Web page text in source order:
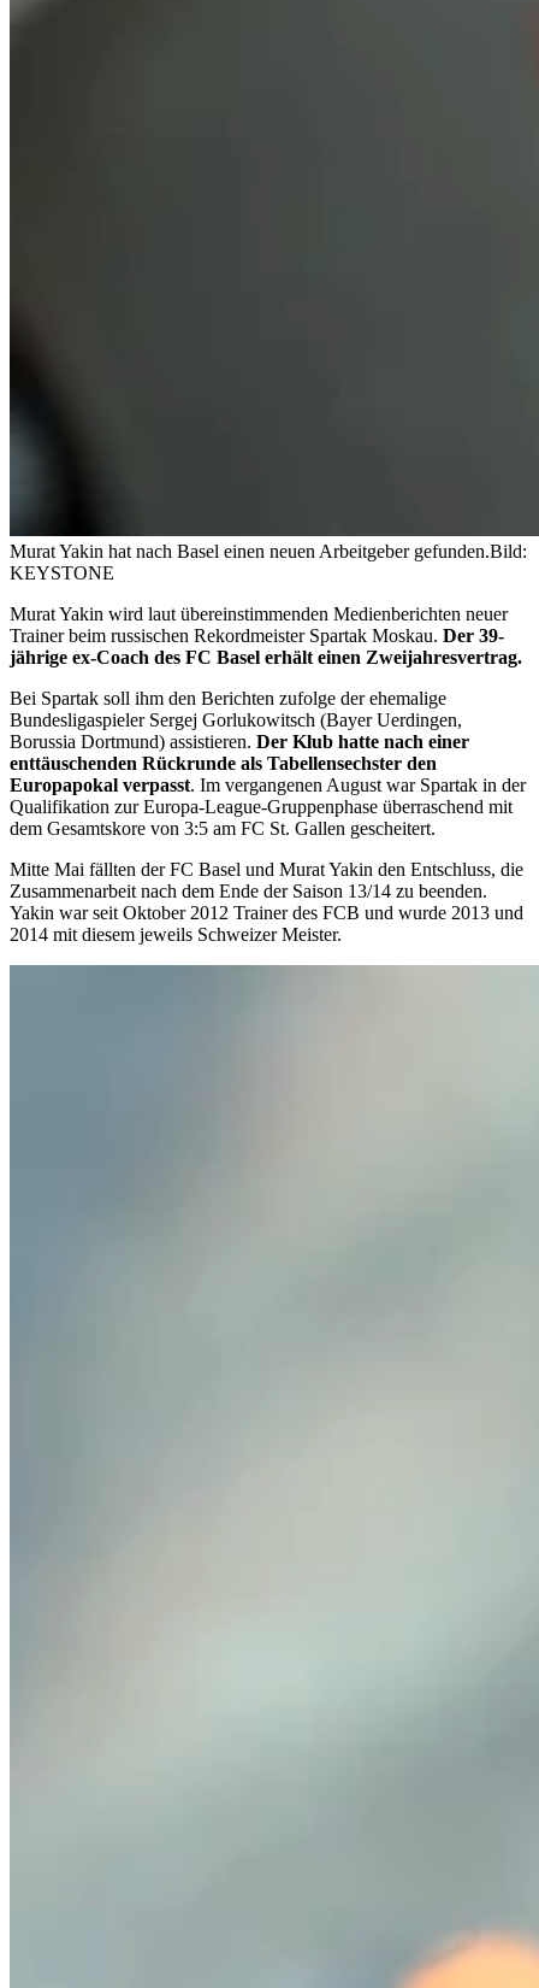
Murat Yakin hat nach Basel einen neuen Arbeitgeber gefunden.Bild:
KEYSTONE
Murat Yakin wird laut übereinstimmenden Medienberichten neuer
Trainer beim russischen Rekordmeister Spartak Moskau. Der 39-
jährige ex-Coach des FC Basel erhält einen Zweijahresvertrag.
Bei Spartak soll ihm den Berichten zufolge der ehemalige
Bundesligaspieler Sergej Gorlukowitsch (Bayer Uerdingen,
Borussia Dortmund) assistieren. Der Klub hatte nach einer
enttäuschenden Rückrunde als Tabellensechster den
Europapokal verpasst. Im vergangenen August war Spartak in der
Qualifikation zur Europa-League-Gruppenphase überraschend mit
dem Gesamtskore von 3:5 am FC St. Gallen gescheitert.
Mitte Mai fällten der FC Basel und Murat Yakin den Entschluss, die
Zusammenarbeit nach dem Ende der Saison 13/14 zu beenden.
Yakin war seit Oktober 2012 Trainer des FCB und wurde 2013 und
2014 mit diesem jeweils Schweizer Meister.